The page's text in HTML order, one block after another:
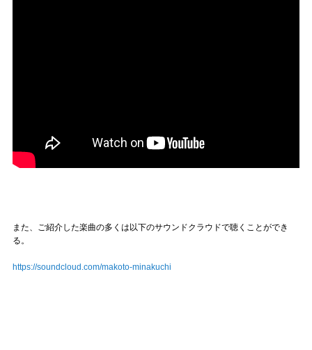
また、ご紹介した楽曲の多くは以下のサウンドクラウドで聴くことができ
る。
https://soundcloud.com/makoto-minakuchi